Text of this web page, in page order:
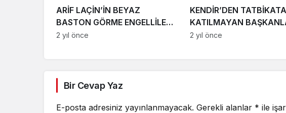
ARİF LAÇİN’İN BEYAZ
BASTON GÖRME ENGELLİLER
HAFTASI MESAJI
2 yıl önce
KENDİR’DEN TATBİKATA
KATILMAYAN
TEPKİ
2 yıl önce
Bir Cevap Yaz
E-posta adresiniz yayınlanmayacak. Gerekli alanlar * ile